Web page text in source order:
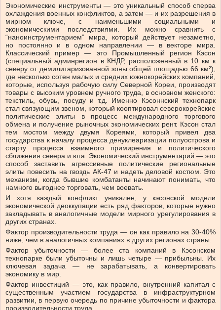
Экономические инструменты — это уникальный способ сперва
охлаждения военных конфликтов, а затем — и их разрешения в
мирном ключе, с наименьшими социальными и
экономическими последствиями. Их можно сравнить с
“наноинструментарием” мира, который действует незаметно,
но постоянно и в одном направлении — в векторе мира.
Классический пример — это Промышленный регион Кэсон
(специальный админрегион в КНДР, расположенный в 10 км к
северу от демилитаризованной зоны общей площадью 66 км²),
где несколько сотен малых и средних южнокорейских компаний,
которые, используя рабочую силу Северной Кореи, производят
товары с высоким уровнем ручного труда, в основном женского:
текстиль, обувь, посуду и т.д. Именно Кэсоннский технопарк
стал связующим звеном, который кооптировал северокорейские
политические элиты в процесс международного торгового
обмена и получение рыночных экономических рент. Кэсон стал
тем мостом между двумя Кореями, который привел два
государства к началу процесса денуклеаризации полуострова и
старту процесса взаимного примирения и политического
сближения севера и юга. Экономический инструментарий — это
способ заставить агрессивные политические региональные
элиты повесить на гвоздь АК-47 и надеть деловой костюм. Это
механизм, когда бывшие комбатанты начинают понимать, что
намного выгоднее торговать, чем воевать.
И хотя каждый конфликт уникален, у кэсонской модели
экономической деоккупации есть ряд факторов, которые нужно
закладывать в аналогичные модели мирного урегулирования в
других странах.
Фактор производительности труда — он как правило на 30-40%
ниже, чем в аналогичных компаниях в других регионах страны.
Фактор убыточности — более ста компаний в Кэсонском
технопарке были убыточны и лишь четыре — прибыльны. Их
ключевая задача — не зарабатывать, а конвертировать
экономику в мир.
Фактор инвестиций — это, как правило, внутренний капитал с
существенным участием государства в инфраструктурном
развитии, в первую очередь по причине убыточности и фактора
производительности труда.